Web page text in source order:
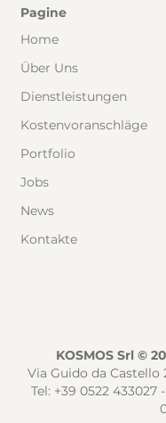
Pagine
Home
Über Uns
Dienstleistungen
Kostenvoranschläge
Portfolio
Jobs
News
Kontakte
KOSMOS Srl ©
Via Guido da Castello
Tel: +39 0522 433027